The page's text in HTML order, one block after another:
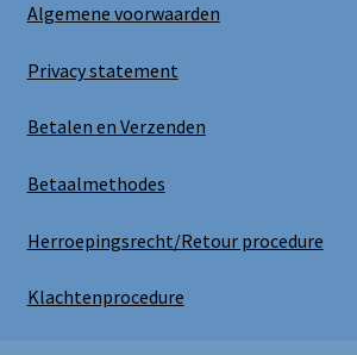
Algemene voorwaarden
Privacy statement
Betalen en Verzenden
Betaalmethodes
Herroepingsrecht/Retour procedure
Klachtenprocedure